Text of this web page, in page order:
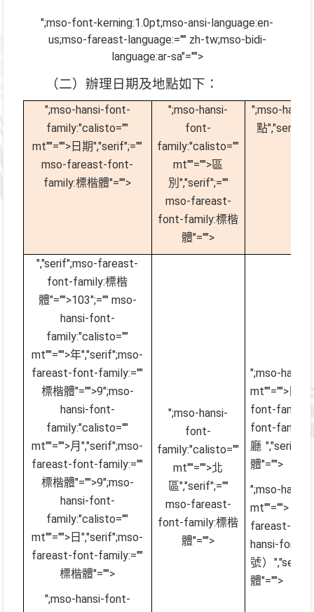
";mso-font-kerning:1.0pt;mso-ansi-language:en-
us;mso-fareast-language:="" zh-tw;mso-bidi-
language:ar-sa"="">
（二）辦理日期及地點如下：
";mso-hansi-font-
family:"calisto=""
mt""="">日期","serif";=""
mso-fareast-font-
family:標楷體"="">
";mso-hansi-
font-
family:"calisto=""
mt""="">區
別 ","serif";=""
mso-fareast-
font-family:標楷
體"="">
";mso-
點
","serif";mso-fareast-
font-family:標楷
體"="">103";="" mso-
hansi-font-
family:"calisto=""
mt""="">年","serif";mso-
fareast-font-family:=""
標楷體"="">9";mso-
hansi-font-
family:"calisto=""
mt""="">月","serif";mso-
fareast-font-family:=""
標楷體"="">9";mso-
hansi-font-
family:"calisto=""
mt""="">日","serif";mso-
fareast-font-family:=""
標楷體"="">
";mso-hansi-font-
";mso-hansi-
font-
family:"calisto=""
mt""="">北
區","serif";=""
mso-fareast-
font-family:標楷
體"="">
";mso-
mt""="">國
font-
font-
廳
體"="">
";mso-
mt""="">（
fareast-
hansi-
號）
體"="">